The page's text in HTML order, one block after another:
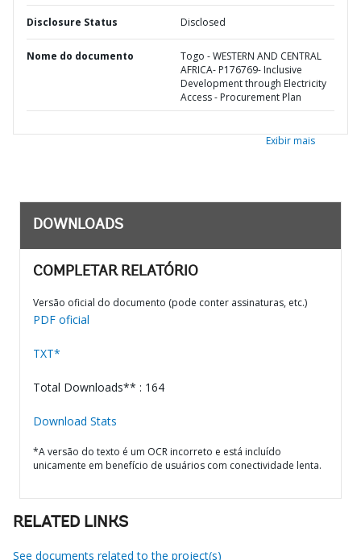
Disclosure Status Disclosed
Nome do documento
Togo - WESTERN AND CENTRAL
AFRICA- P176769- Inclusive
Development through Electricity
Access - Procurement Plan
Exibir mais
DOWNLOADS
COMPLETAR RELATÓRIO
Versão oficial do documento (pode conter assinaturas, etc.)
PDF oficial
TXT*
Total Downloads** : 164
Download Stats
*A versão do texto é um OCR incorreto e está incluído
unicamente em benefício de usuários com conectividade lenta.
RELATED LINKS
See documents related to the project(s)